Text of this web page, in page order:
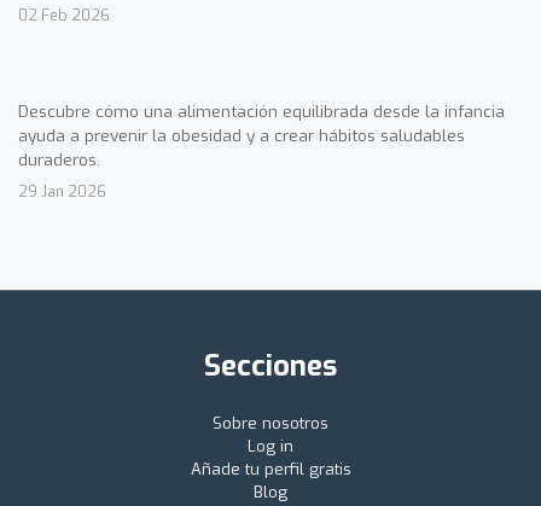
02 Feb 2026
Descubre cómo una alimentación equilibrada desde la infancia
ayuda a prevenir la obesidad y a crear hábitos saludables
duraderos.
29 Jan 2026
Secciones
Sobre nosotros
Log in
Añade tu perfil gratis
Blog